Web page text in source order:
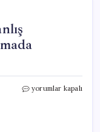
Aidat
yorumlar kapalı